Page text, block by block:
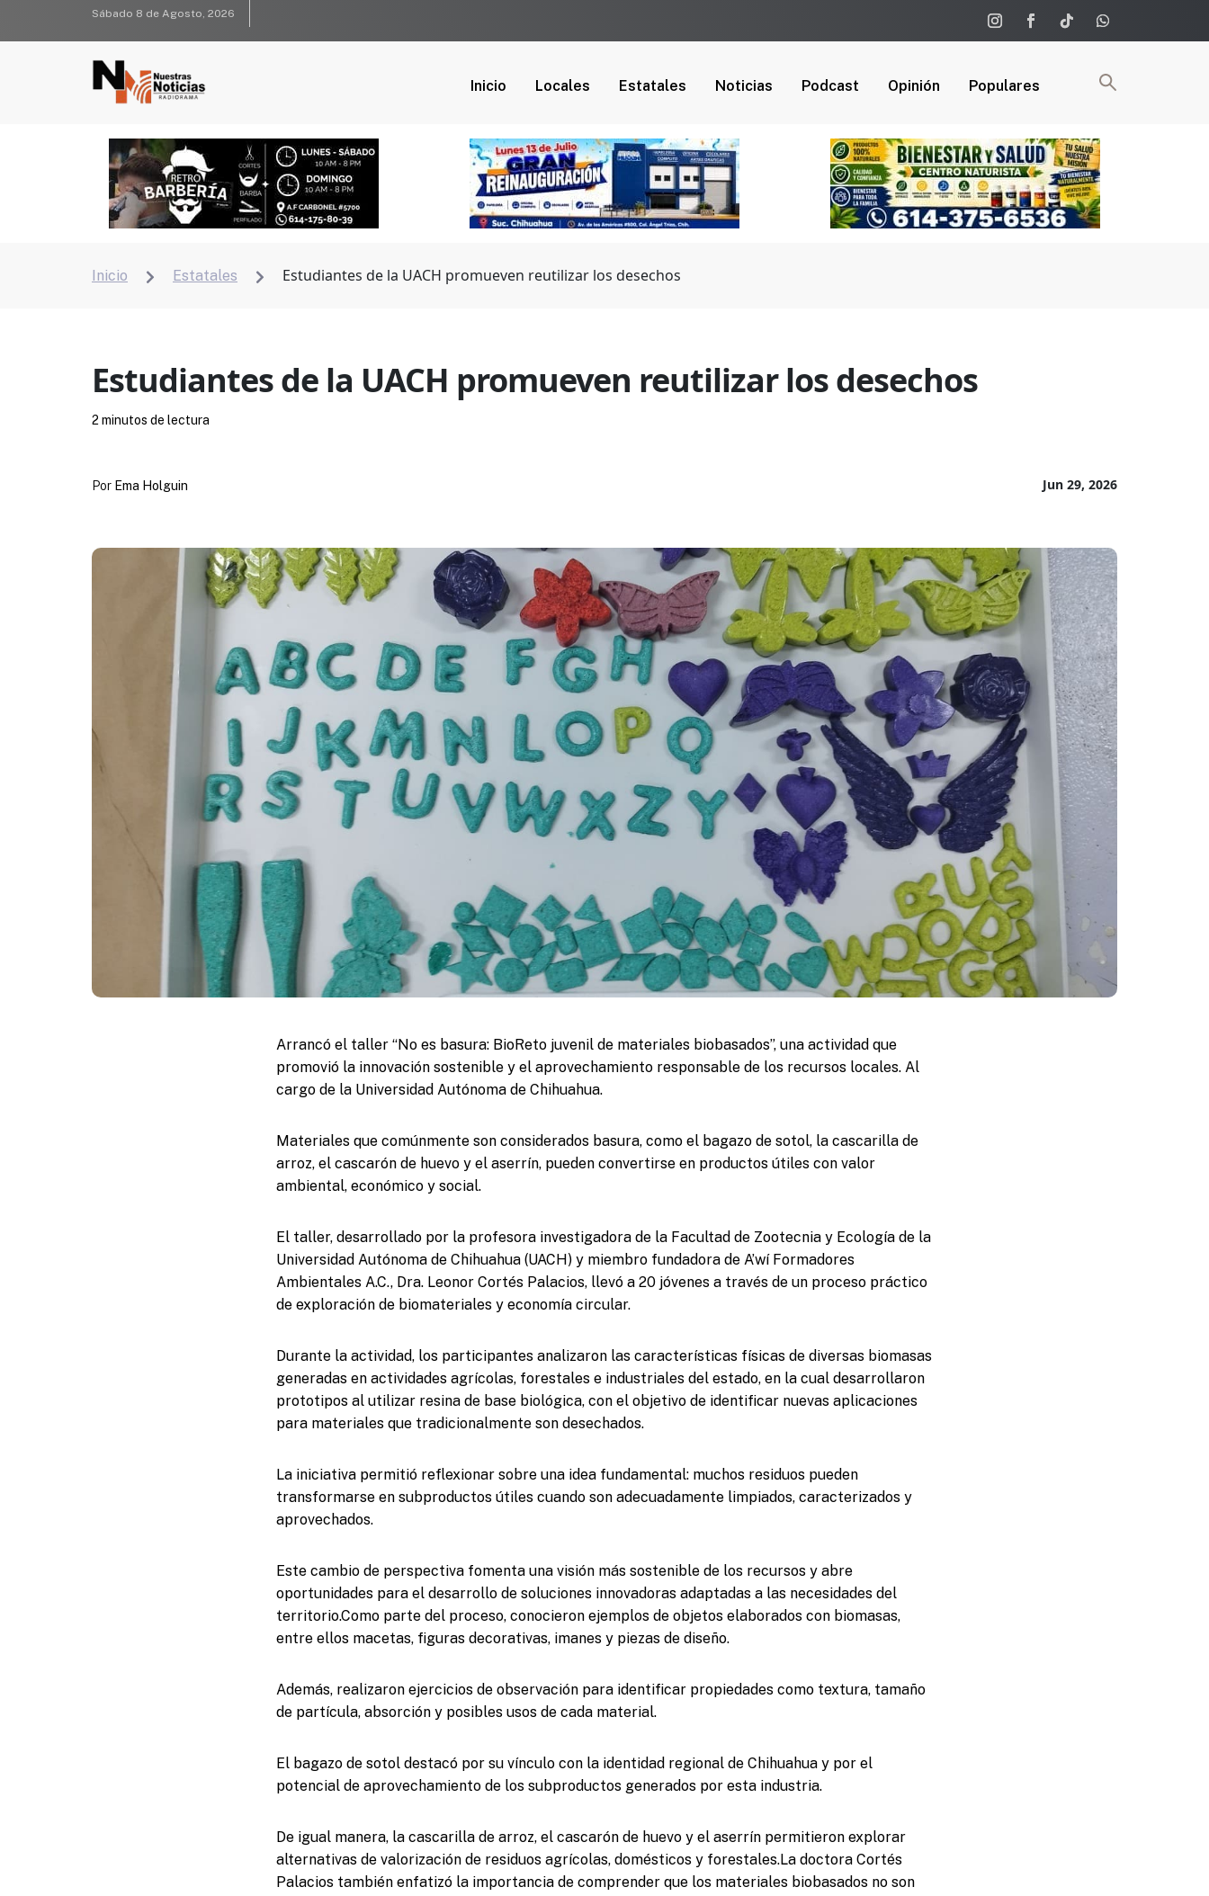
Sábado 8 de Agosto, 2026
Inicio Locales Estatales Noticias Podcast Opinión Populares
Inicio  Estatales  Estudiantes de la UACH promueven reutilizar los desechos
Estudiantes de la UACH promueven reutilizar los desechos
Jun 29, 2026
Por Ema Holguin
2 minutos de lectura
Arrancó el taller “No es basura: BioReto juvenil de materiales biobasados”, una actividad que
promovió la innovación sostenible y el aprovechamiento responsable de los recursos locales. Al
cargo de la Universidad Autónoma de Chihuahua.
Materiales que comúnmente son considerados basura, como el bagazo de sotol, la cascarilla de
arroz, el cascarón de huevo y el aserrín, pueden convertirse en productos útiles con valor
ambiental, económico y social.
El taller, desarrollado por la profesora investigadora de la Facultad de Zootecnia y Ecología de la
Universidad Autónoma de Chihuahua (UACH) y miembro fundadora de A’wí Formadores
Ambientales A.C., Dra. Leonor Cortés Palacios, llevó a 20 jóvenes a través de un proceso práctico
de exploración de biomateriales y economía circular.
Durante la actividad, los participantes analizaron las características físicas de diversas biomasas
generadas en actividades agrícolas, forestales e industriales del estado, en la cual desarrollaron
prototipos al utilizar resina de base biológica, con el objetivo de identificar nuevas aplicaciones
para materiales que tradicionalmente son desechados.
La iniciativa permitió reflexionar sobre una idea fundamental: muchos residuos pueden
transformarse en subproductos útiles cuando son adecuadamente limpiados, caracterizados y
aprovechados.
Este cambio de perspectiva fomenta una visión más sostenible de los recursos y abre
oportunidades para el desarrollo de soluciones innovadoras adaptadas a las necesidades del
territorio.Como parte del proceso, conocieron ejemplos de objetos elaborados con biomasas,
entre ellos macetas, figuras decorativas, imanes y piezas de diseño.
Además, realizaron ejercicios de observación para identificar propiedades como textura, tamaño
de partícula, absorción y posibles usos de cada material.
El bagazo de sotol destacó por su vínculo con la identidad regional de Chihuahua y por el
potencial de aprovechamiento de los subproductos generados por esta industria.
De igual manera, la cascarilla de arroz, el cascarón de huevo y el aserrín permitieron explorar
alternativas de valorización de residuos agrícolas, domésticos y forestales.La doctora Cortés
Palacios también enfatizó la importancia de comprender que los materiales biobasados no son